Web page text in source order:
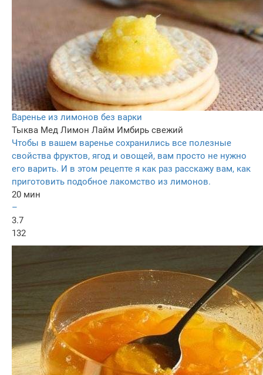
Варенье из лимонов без варки
Тыква Мед Лимон Лайм Имбирь свежий
Чтобы в вашем варенье сохранились все полезные
свойства фруктов, ягод и овощей, вам просто не нужно
его варить. И в этом рецепте я как раз расскажу вам, как
приготовить подобное лакомство из лимонов.
20 мин
–
3.7
132